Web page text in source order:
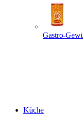
Gastro-
Küche